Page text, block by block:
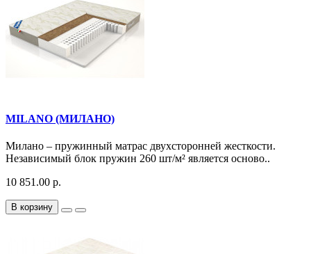
MILANO (МИЛАНО)
Милано – пружинный матрас двухсторонней жесткости.
Независимый блок пружин 260 шт/м² является осново..
10 851.00 р.
В корзину